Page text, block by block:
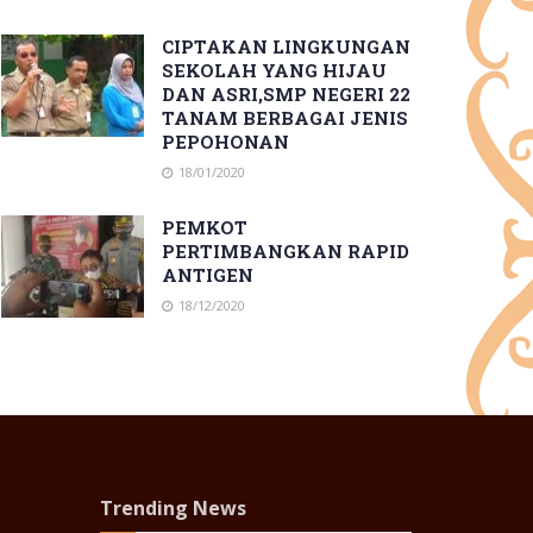
CIPTAKAN LINGKUNGAN
SEKOLAH YANG HIJAU
DAN ASRI,SMP NEGERI 22
TANAM BERBAGAI JENIS
PEPOHONAN
18/01/2020
PEMKOT
PERTIMBANGKAN RAPID
ANTIGEN
18/12/2020
Trending News